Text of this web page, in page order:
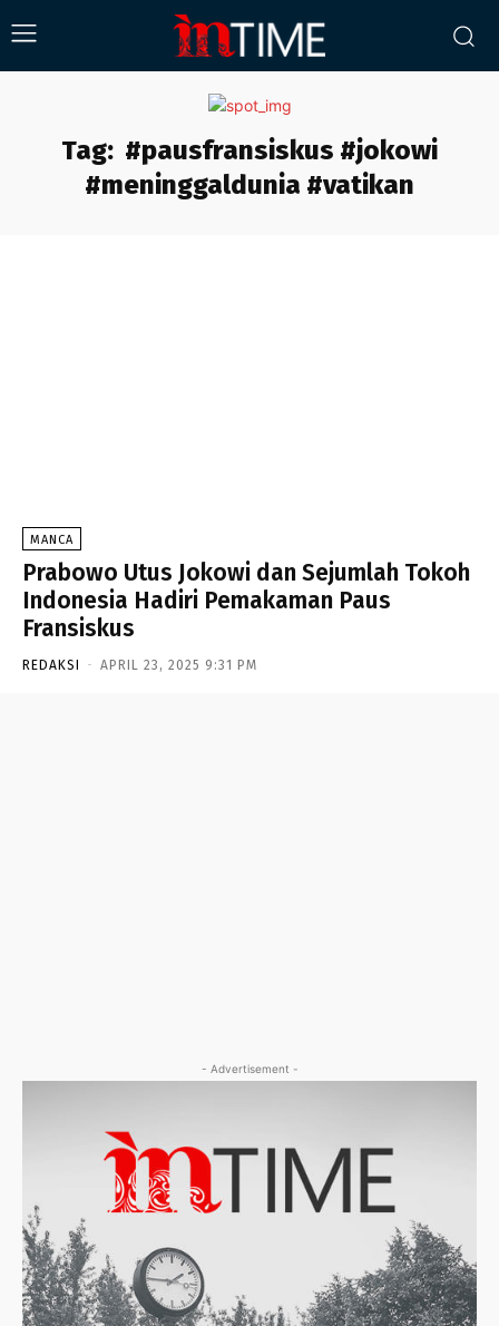
Tag: #pausfransiskus #jokowi
#meninggaldunia #vatikan
MANCA
Prabowo Utus Jokowi dan Sejumlah Tokoh
Indonesia Hadiri Pemakaman Paus
Fransiskus
REDAKSI - APRIL 23, 2025 9:31 PM
- Advertisement -